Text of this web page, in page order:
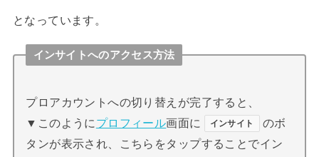
となっています。
インサイトへのアクセス方法
プロアカウントへの切り替えが完了すると、
▼このように プロフィール画面に インサイト
のボ
タンが表示され、こちらをタップすることでイン